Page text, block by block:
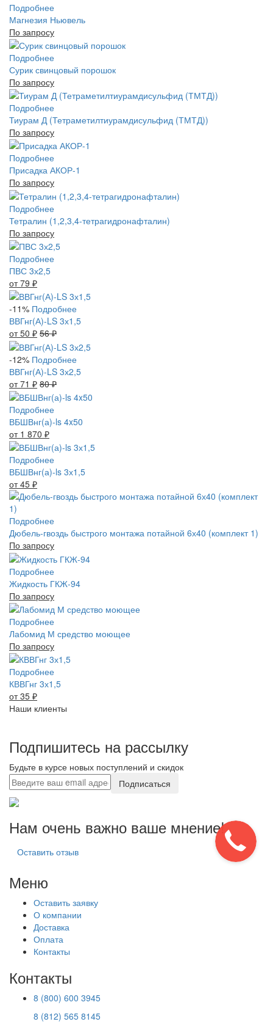
Подробнее
Магнезия Ньювель
По запросу
Подробнее
Сурик свинцовый порошок
По запросу
Подробнее
Тиурам Д (Тетраметилтиурамдисульфид (ТМТД))
По запросу
Подробнее
Присадка АКОР-1
По запросу
Подробнее
Тетралин (1,2,3,4-тетрагидронафталин)
По запросу
Подробнее
ПВС 3х2,5
от 79 ₽
-11% Подробнее
ВВГнг(А)-LS 3х1,5
от 50 ₽ 56₽
-12% Подробнее
ВВГнг(А)-LS 3х2,5
от 71 ₽ 80₽
Подробнее
ВБШВнг(а)-ls 4x50
от 1 870 ₽
Подробнее
ВБШВнг(а)-ls 3х1,5
от 45 ₽
Подробнее
Дюбель-гвоздь быстрого монтажа потайной 6х40 (комплект 1)
По запросу
Подробнее
Жидкость ГКЖ-94
По запросу
Подробнее
Лабомид М средство моющее
По запросу
Подробнее
КВВГнг 3х1,5
от 35 ₽
Наши клиенты
Подпишитесь на рассылку
Будьте в курсе новых поступлений и скидок
Подписаться
Нам очень важно ваше мнение!
Оставить отзыв
Меню
Оставить заявку
О компании
Доставка
Оплата
Контакты
Контакты
8 (800) 600 3945
8 (812) 565 8145